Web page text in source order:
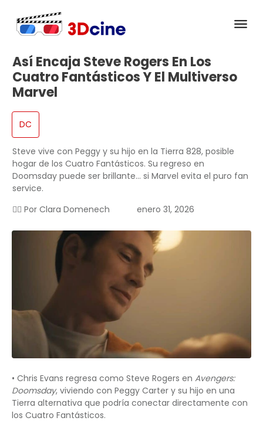
Así Encaja Steve Rogers En Los
Cuatro Fantásticos Y El Multiverso
Marvel
DC
Steve vive con Peggy y su hijo en la Tierra 828, posible
hogar de los Cuatro Fantásticos. Su regreso en
Doomsday puede ser brillante… si Marvel evita el puro fan
service.
✍🏻 Por Clara Domenech enero 31, 2026
• Chris Evans regresa como Steve Rogers en Avengers:
Doomsday, viviendo con Peggy Carter y su hijo en una
Tierra alternativa que podría conectar directamente con
los Cuatro Fantásticos.